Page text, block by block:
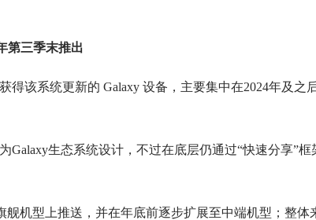
第三季末推出
得该系统更新的 Galaxy 设备，主要集中在2024年及之
生态系统设计，不过在底层仍通过“快速分享”框
机型上推送，并在年底前逐步扩展至中端机型；整体